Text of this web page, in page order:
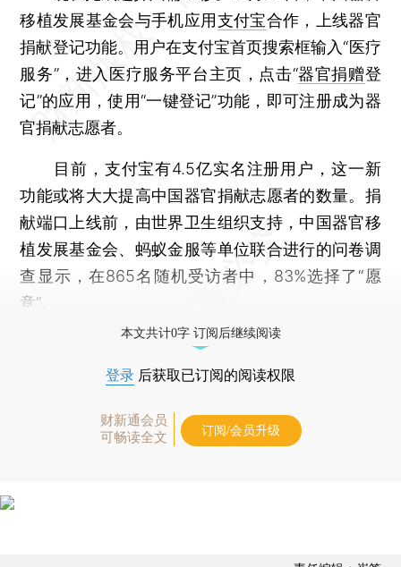
移植发展基金会与手机应用支付宝合作，上线器官
捐献登记功能。用户在支付宝首页搜索框输入“医疗
服务”，进入医疗服务平台主页，点击“器官捐赠登
记”的应用，使用“一键登记”功能，即可注册成为器
官捐献志愿者。
目前，支付宝有4.5亿实名注册用户，这一新
功能或将大大提高中国器官捐献志愿者的数量。捐
献端口上线前，由世界卫生组织支持，中国器官移
植发展基金会、蚂蚁金服等单位联合进行的问卷调
查显示，在865名随机受访者中，83%选择了“愿
意”。
本文共计0字 订阅后继续阅读
登录 后获取已订阅的阅读权限
财新通会员
可畅读全文
订阅/会员升级